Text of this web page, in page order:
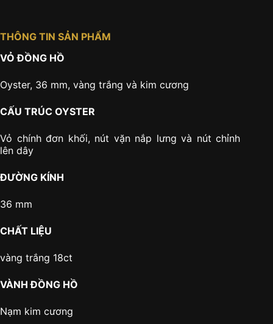
THÔNG TIN SẢN PHẨM
VỎ ĐỒNG HỒ
Oyster, 36 mm, vàng trắng và kim cương
CẤU TRÚC OYSTER
Vỏ chính đơn khối, nút vặn nắp lưng và nút chỉnh
lên dây
ĐƯỜNG KÍNH
36 mm
CHẤT LIỆU
vàng trắng 18ct
VÀNH ĐỒNG HỒ
Nạm kim cương